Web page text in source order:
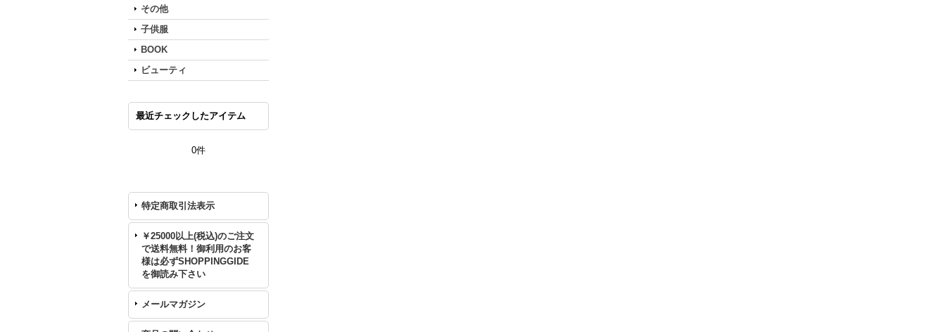
その他
子供服
BOOK
ビューティ
最近チェックしたアイテム
0件
特定商取引法表示
￥25000以上(税込)のご注文
で送料無料！御利用のお客
様は必ずSHOPPINGGIDE
を御読み下さい
メールマガジン